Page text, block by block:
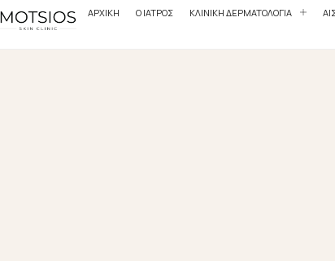
ΑΡΧΙΚΗ Ο ΙΑΤΡΟΣ ΚΛΙΝΙΚΗ ΔΕΡΜΑΤΟΛΟΓΙΑ